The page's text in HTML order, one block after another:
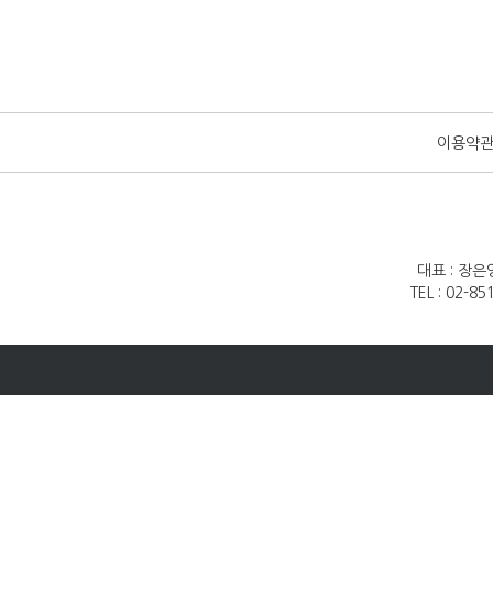
이용약관
대표 : 장은
TEL : 02-